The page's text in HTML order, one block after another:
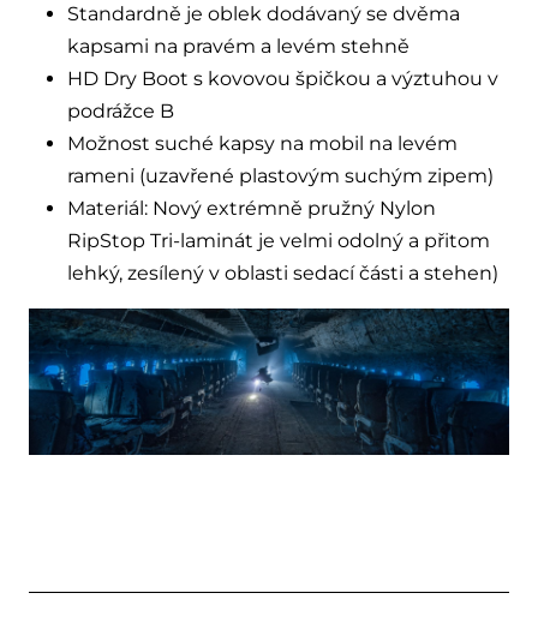
Standardně je oblek dodávaný se dvěma
kapsami na pravém a levém stehně
HD Dry Boot s kovovou špičkou a výztuhou v
podrážce B
Možnost suché kapsy na mobil na levém
rameni (uzavřené plastovým suchým zipem)
Materiál: Nový extrémně pružný Nylon
RipStop Tri-laminát je velmi odolný a přitom
lehký, zesílený v oblasti sedací části a stehen)